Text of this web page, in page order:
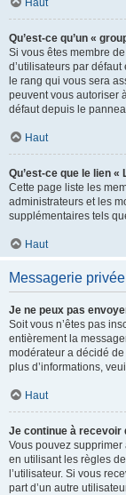
Haut
Qu’est-ce qu’un «
Si vous êtes membre
d’utilisateurs par
le rang qui vous sera
peuvent vous autoriser
défaut depuis le
Haut
Qu’est-ce que le lien «
Cette page liste les
administrateurs et les
supplémentaires tels
Haut
Messagerie privée
Je ne peux pas
Soit vous n’êtes pas
entièrement la
modérateur a décidé
plus d’informations,
Haut
Je continue à recevoir
Vous pouvez
en utilisant les règles
l’utilisateur. Si vous
part d’un autre